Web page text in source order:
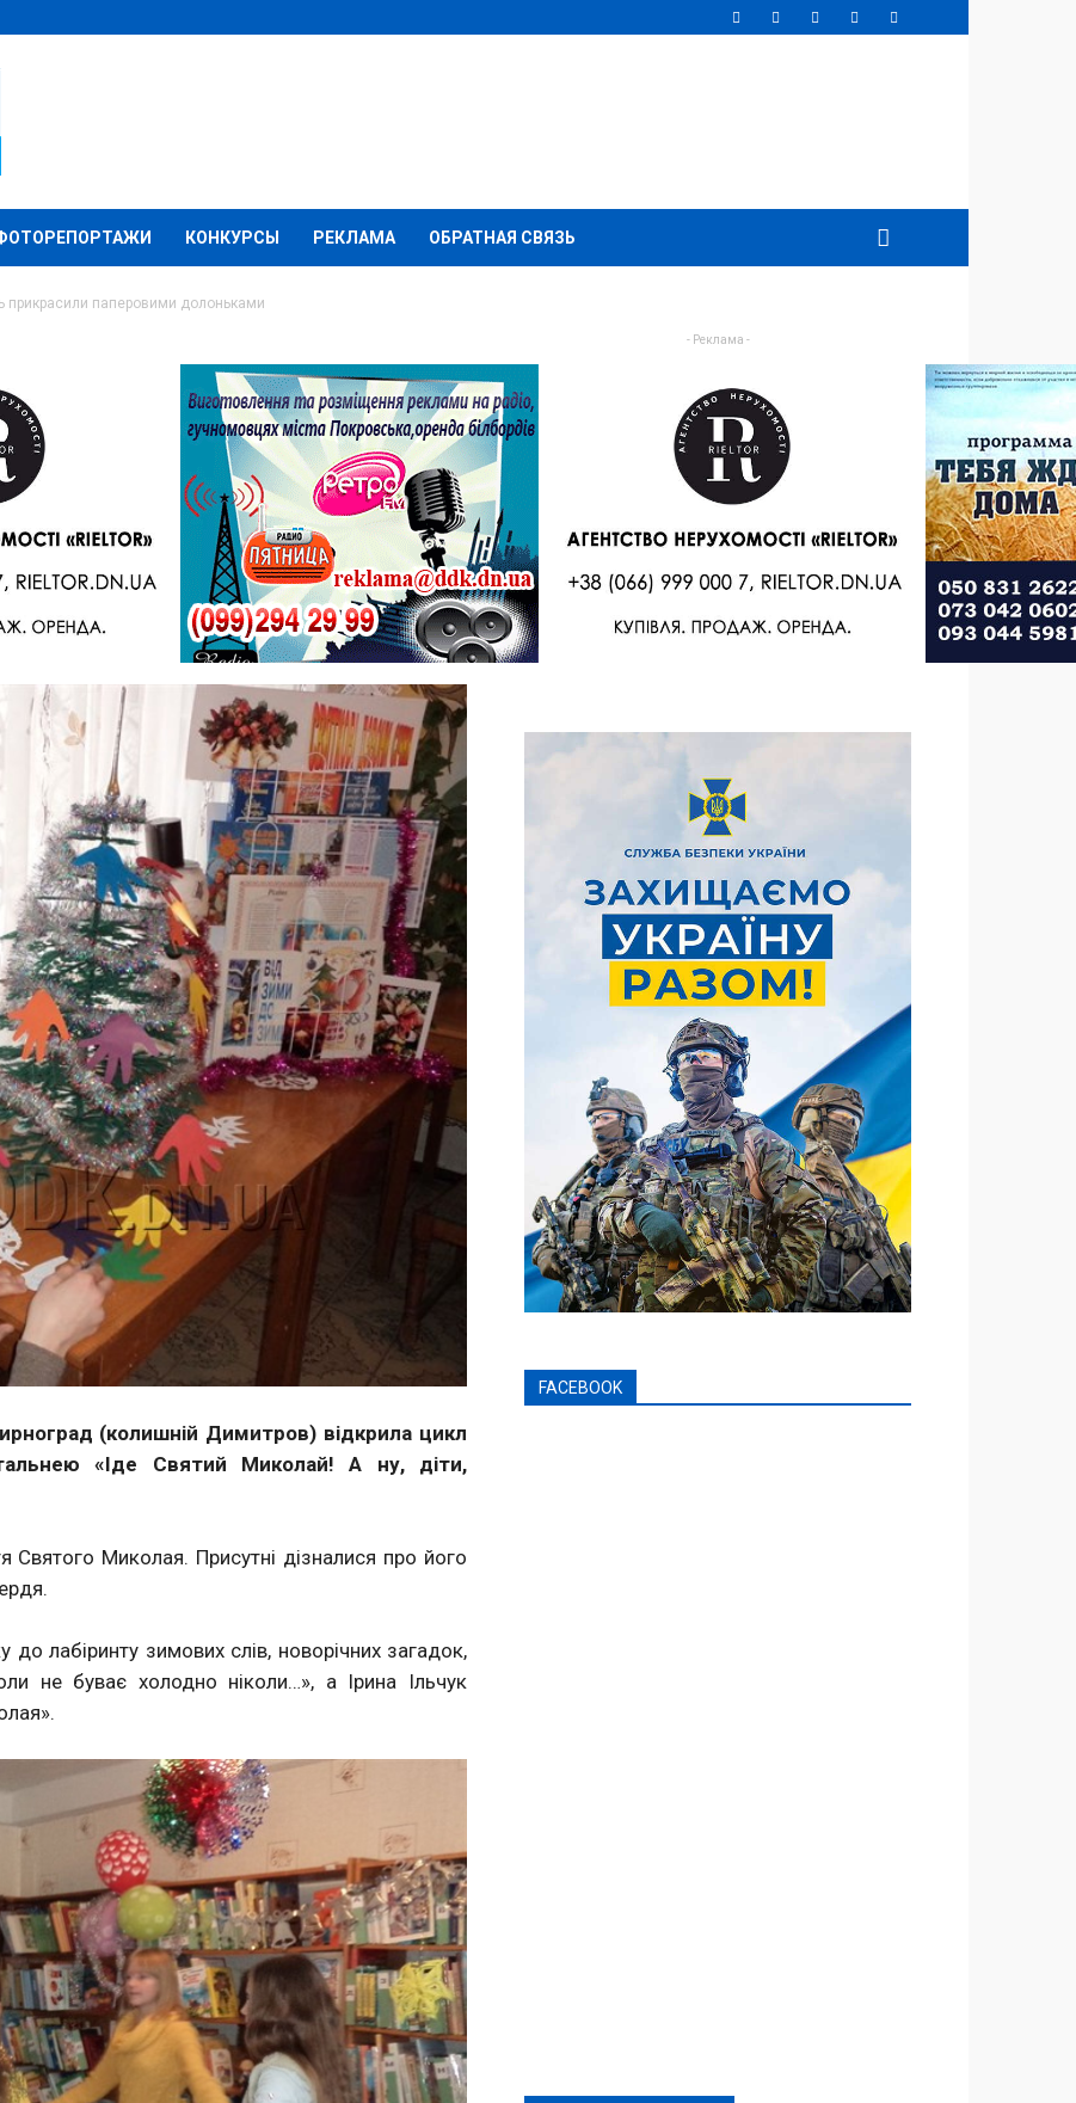
КОНКУРСЫ РЕКЛАМА ОБРАТНАЯ СВЯЗЬ
прикрасили паперовими долоньками
побажань
долоньками
(колишній Димитров) відкрила цикл
«Іде Святий Миколай! А ну, діти,
Святого Миколая. Присутні дізналися про його
до лабіринту зимових слів, новорічних загадок,
не буває холодно ніколи…», а Ірина Ільчук
- Реклама -
FACEBOOK